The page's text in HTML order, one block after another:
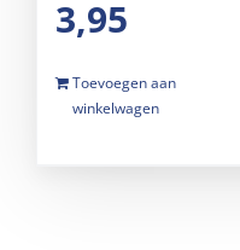
3,95
Toevoegen aan
winkelwagen